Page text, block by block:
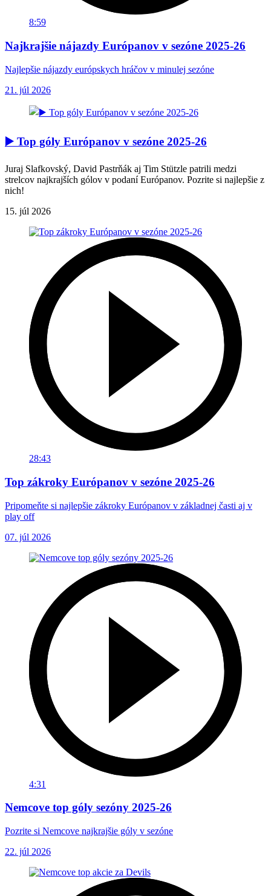
8:59
Najkrajšie nájazdy Európanov v sezóne 2025-26
Najlepšie nájazdy európskych hráčov v minulej sezóne
21. júl 2026
▶️ Top góly Európanov v sezóne 2025-26
Juraj Slafkovský, David Pastrňák aj Tim Stützle patrili medzi
strelcov najkrajších gólov v podaní Európanov. Pozrite si najlepšie z
nich!
15. júl 2026
28:43
Top zákroky Európanov v sezóne 2025-26
Pripomeňte si najlepšie zákroky Európanov v základnej časti aj v
play off
07. júl 2026
4:31
Nemcove top góly sezóny 2025-26
Pozrite si Nemcove najkrajšie góly v sezóne
22. júl 2026